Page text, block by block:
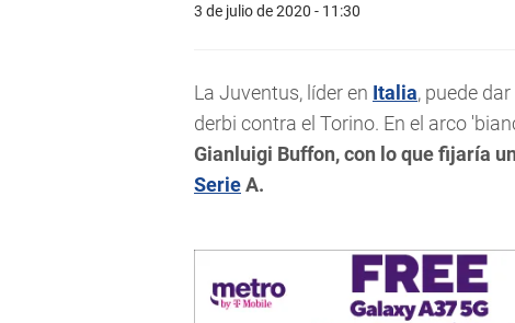
3 de julio de 2020 - 11:30
La Juventus, líder en Italia, puede
derbi contra el Torino. En el arco
Gianluigi Buffon, con lo que fijaría
SerieA.